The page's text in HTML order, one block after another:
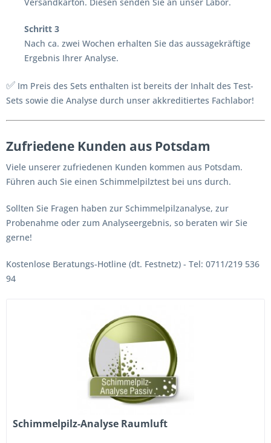
Versandkarton. Diesen senden Sie an unser Labor.
Schritt 3
Nach ca. zwei Wochen erhalten Sie das aussagekräftige
Ergebnis Ihrer Analyse.
✅ Im Preis des Sets enthalten ist bereits der Inhalt des Test-
Sets sowie die Analyse durch unser akkreditiertes Fachlabor!
Zufriedene Kunden aus Potsdam
Viele unserer zufriedenen Kunden kommen aus Potsdam.
Führen auch Sie einen Schimmelpilztest bei uns durch.
Sollten Sie Fragen haben zur Schimmelpilzanalyse, zur
Probenahme oder zum Analyseergebnis, so beraten wir Sie
gerne!
Kostenlose Beratungs-Hotline (dt. Festnetz) - Tel: 0711/219 536
94
Schimmelpilz-Analyse Raumluft